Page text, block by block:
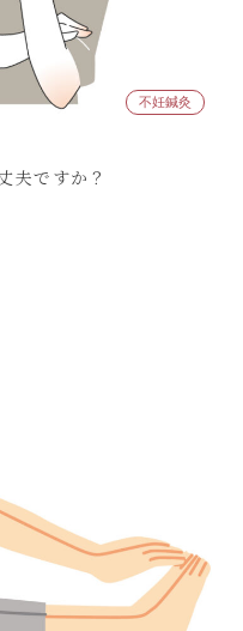
夫ですか？
不妊鍼灸